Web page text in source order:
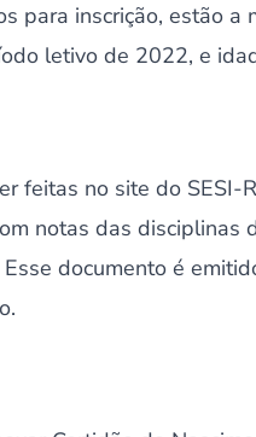
para inscrição, estão a
letivo de 2022, e
feitas no site do
notas das disciplinas
documento é